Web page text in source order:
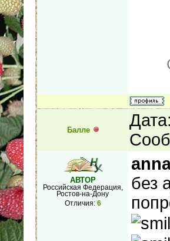
Балле
АВТОР
Российская Федерация,
Ростов-на-Дону
Отличия: 6
без